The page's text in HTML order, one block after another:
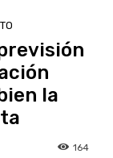
la
164